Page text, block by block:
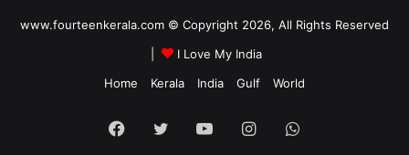
www.fourteenkerala.com © Copyright 2026, All Rights Reserved
I Love My India
Home
Kerala India Gulf World
Facebook
TwitterYouTubeInstagramWhatsApp